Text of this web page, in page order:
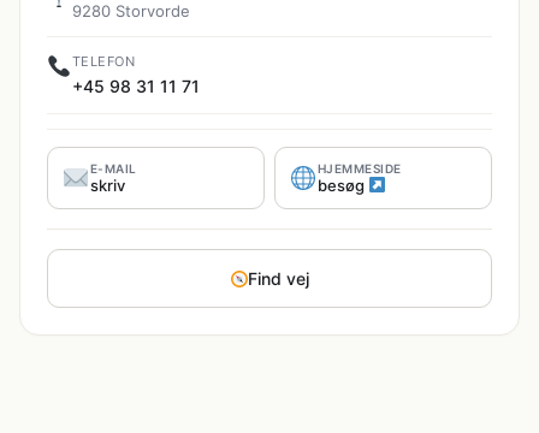
9280 Storvorde
TELEFON
+45 98 31 11 71
E-MAIL
skriv
HJEMMESIDE
besøg
Find vej